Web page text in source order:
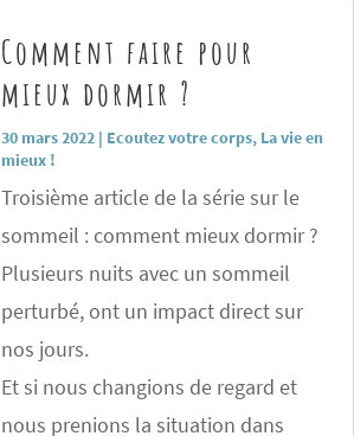
Comment faire pour
mieux dormir ?
30 mars 2022| Ecoutez votre corps, La vie en
mieux !
Troisième article de la série sur le
sommeil : comment mieux dormir ?
Plusieurs nuits avec un sommeil
perturbé, ont un impact direct sur
nos jours.
Et si nous changions de regard et
nous prenions la situation dans